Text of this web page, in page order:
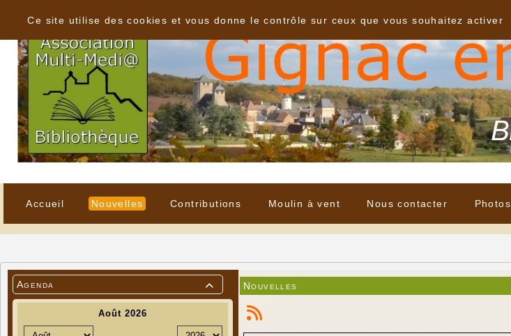
Accueil Nouvelles Contributions Moulin à vent Nous contacter Photos

Agenda Nouvelles
Ce site utilise des cookies et vous donne le contrôle sur ceux que vous souhaitez activer